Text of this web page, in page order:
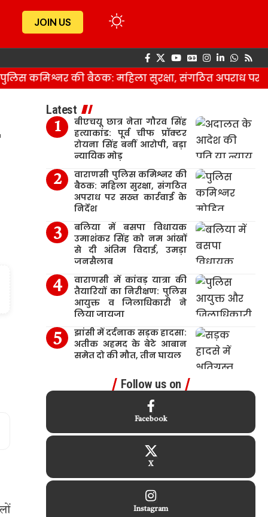
JOIN US
कमिश्नर की बैठक: महिला सुरक्षा, संगठित अपराध पर सख्त
Latest
बीएचयू छात्र नेता गौरव सिंह
हत्याकांड: पूर्व चीफ प्रॉक्टर
रोयना सिंह बनीं आरोपी, बड़ा
न्यायिक मोड़
वाराणसी पुलिस कमिश्नर की
बैठक: महिला सुरक्षा, संगठित
अपराध पर सख्त कार्रवाई के
निर्देश
बलिया में बसपा विधायक
उमाशंकर सिंह को नम आंखों
से दी अंतिम विदाई, उमड़ा
जनसैलाब
वाराणसी में कांवड़ यात्रा की
तैयारियों का निरीक्षण: पुलिस
आयुक्त व जिलाधिकारी ने
लिया जायजा
झांसी में दर्दनाक सड़क हादसा:
अतीक अहमद के बेटे आबान
समेत दो की मौत, तीन घायल
Follow us on
Facebook
X
Instagram